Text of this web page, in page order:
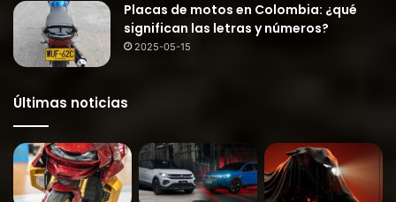
Placas de motos en Colombia: ¿qué
significan las letras y números?
2025-05-15
Últimas noticias